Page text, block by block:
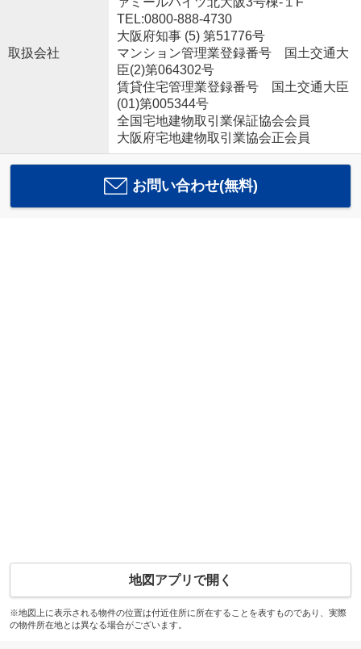
取扱会社
TEL:0800-888-4730
大阪府知事 (5) 第51776号
マンション管理業登録番号 国土交通大
臣(2)第064302号
賃貸住宅管理業登録番号 国土交通大臣
(01)第005344号
全国宅地建物取引業保証協会会員
大阪府宅地建物取引業協会正会員
お問い合わせ(無料)
地図アプリで開く
※地図上に表示される物件の位置は付近住所に所在することを表すものであり、実際
の物件所在地とは異なる場合がございます。